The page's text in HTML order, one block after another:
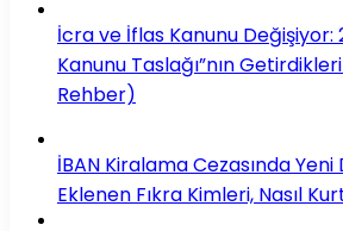
İcra ve İflas Kanunu Değişiyor:
Kanunu Taslağı”nın
Rehber)
İBAN Kiralama Cezasında Yeni
Eklenen Fıkra Kimleri, Nasıl